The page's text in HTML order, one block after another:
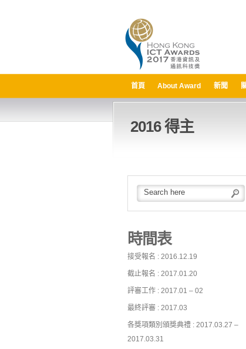
首頁 About Award 新聞
2016 得主
時間表
接受報名 : 2016.12.19
截止報名 : 2017.01.20
評審工作 : 2017.01 – 02
最終評審 : 2017.03
各獎項類別頒獎典禮 : 2017.03.27 –
2017.03.31